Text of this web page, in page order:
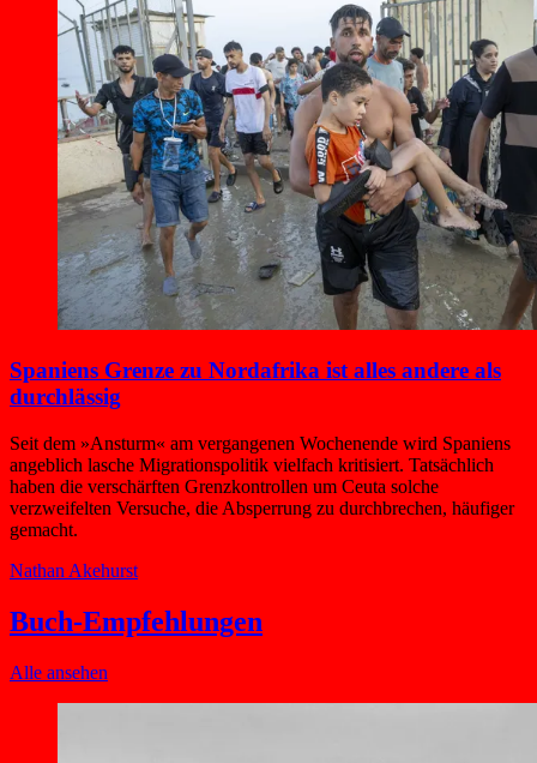
Spaniens Grenze zu Nordafrika ist alles andere als
durchlässig
Seit dem »Ansturm« am vergangenen Wochenende wird Spaniens
angeblich lasche Migrationspolitik vielfach kritisiert. Tatsächlich
haben die verschärften Grenzkontrollen um Ceuta solche
verzweifelten Versuche, die Absperrung zu durchbrechen, häufiger
gemacht.
Nathan Akehurst
Buch-Empfehlungen
Alle ansehen